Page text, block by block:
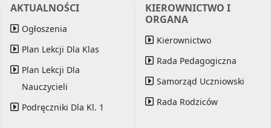
AKTUALNOŚCI
Ogłoszenia
Plan Lekcji Dla Klas
Plan Lekcji Dla
Nauczycieli
Podręczniki Dla Kl. 1
KIEROWNICTWO I
ORGANA
Kierownictwo
Rada Pedagogiczna
Samorząd Uczniowski
Rada Rodziców